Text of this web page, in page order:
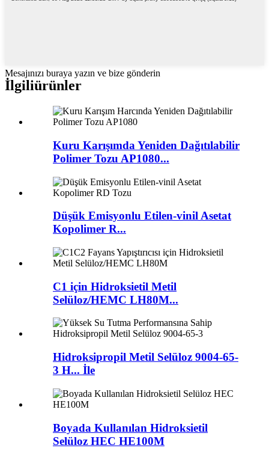
Mesajınızı buraya yazın ve bize gönderin
İlgiliürünler
Kuru Karışımda Yeniden Dağıtılabilir
Polimer Tozu AP1080...
Düşük Emisyonlu Etilen-vinil Asetat
Kopolimer R...
C1 için Hidroksietil Metil
Selüloz/HEMC LH80M...
Hidroksipropil Metil Selüloz 9004-65-
3 H... İle
Boyada Kullanılan Hidroksietil
Selüloz HEC HE100M